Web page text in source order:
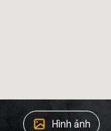
Hình ảnh